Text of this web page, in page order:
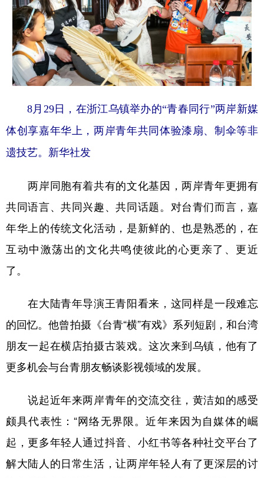
8月29日，在浙江乌镇举办的“青春同行”两岸新媒
体创享嘉年华上，两岸青年共同体验漆扇、制伞等非
遗技艺。新华社发
两岸同胞有着共有的文化基因，两岸青年更拥有
共同语言、共同兴趣、共同话题。对台青们而言，嘉
年华上的传统文化活动，是新鲜的、也是熟悉的，在
互动中激荡出的文化共鸣使彼此的心更亲了、更近
了。
在大陆青年导演王青阳看来，这同样是一段难忘
的回忆。他曾拍摄《台青“横”有戏》系列短剧，和台湾
朋友一起在横店拍摄古装戏。这次来到乌镇，他有了
更多机会与台青朋友畅谈影视领域的发展。
说起近年来两岸青年的交流交往，黄洁如的感受
颇具代表性：“网络无界限。近年来因为自媒体的崛
起，更多年轻人通过抖音、小红书等各种社交平台了
解大陆人的日常生活，让两岸年轻人有了更深层的讨